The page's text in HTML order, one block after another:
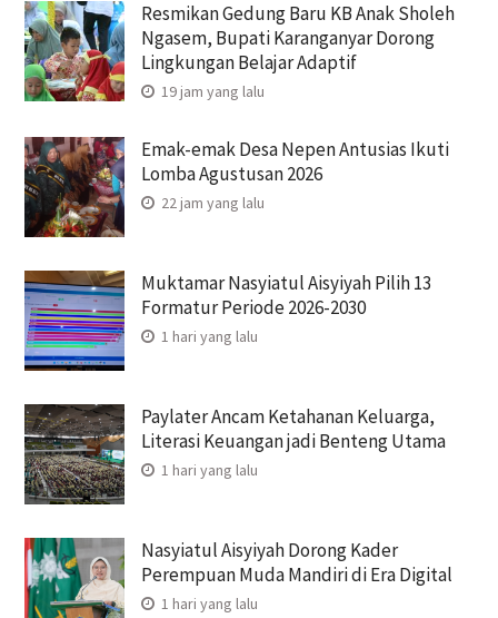
Resmikan Gedung Baru KB Anak Sholeh
Ngasem, Bupati Karanganyar Dorong
Lingkungan Belajar Adaptif
19 jam yang lalu
Emak-emak Desa Nepen Antusias Ikuti
Lomba Agustusan 2026
22 jam yang lalu
Muktamar Nasyiatul Aisyiyah Pilih 13
Formatur Periode 2026-2030
1 hari yang lalu
Paylater Ancam Ketahanan Keluarga,
Literasi Keuangan jadi Benteng Utama
1 hari yang lalu
Nasyiatul Aisyiyah Dorong Kader
Perempuan Muda Mandiri di Era Digital
1 hari yang lalu